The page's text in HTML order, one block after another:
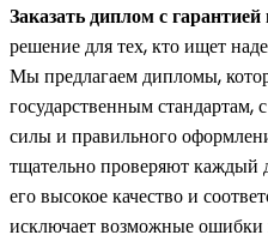
Заказать диплом с
решение для тех, кто ищет
Мы предлагаем дипломы,
государственным стандартам,
силы и правильного
тщательно проверяют каждый
его высокое качество и
исключает возможные ошибки